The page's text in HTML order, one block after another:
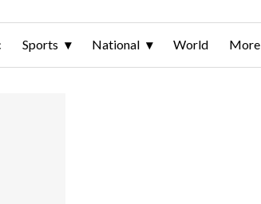
Sports National World More